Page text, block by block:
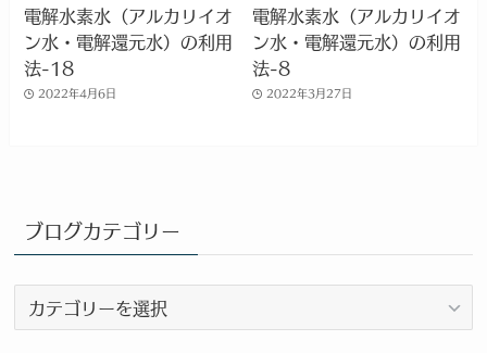
電解水素水（アルカリイオ
ン水・電解還元水）の利用
法-18
2022年4月6日
電解水素水（アルカリイオ
ン水・電解還元水）の利用
法-8
2022年3月27日
ブログカテゴリー
ロ